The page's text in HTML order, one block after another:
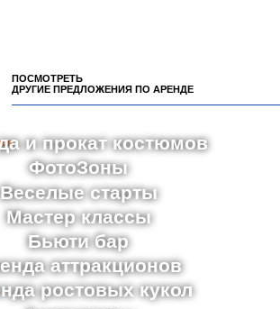
ПОСМОТРЕТЬ
ДРУГИЕ ПРЕДЛОЖЕНИЯ ПО АРЕНДЕ
и прокат костюмов
ФотоЗоны
Веселые старты
Мастер классы
Бьюти бар
аттракционов
ростовых кукол